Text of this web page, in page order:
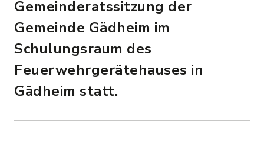
Gemeinderatssitzung der
Gemeinde Gädheim im
Schulungsraum des
Feuerwehrgerätehauses in
Gädheim statt.